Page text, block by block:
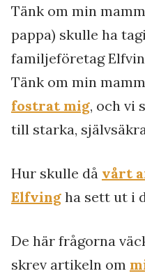
Tänk om min
pappa) skulle ha
familjeföretag
Tänk om min
fostrat mig, och vi
till starka,
Hur skulle då vårt
Elfving ha sett ut i
De här frågorna
skrev artikeln om